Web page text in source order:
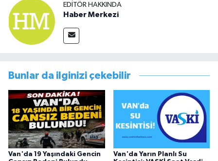
EDITÖR HAKKINDA
Haber Merkezi
Bunlar da ilginizi çekebilir
Van'da 19 Yaşındaki Gencin
Van'da Yarın Planlı Su